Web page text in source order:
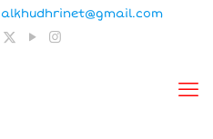
alkhudhrinet@gmail.com